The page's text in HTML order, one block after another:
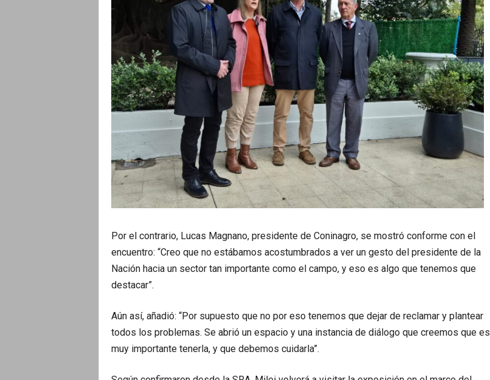
Por el contrario, Lucas Magnano, presidente de Coninagro, se mostró conforme con el
encuentro: “Creo que no estábamos acostumbrados a ver un gesto del presidente de la
Nación hacia un sector tan importante como el campo, y eso es algo que tenemos que
destacar”.
Aún así, añadió: “Por supuesto que no por eso tenemos que dejar de reclamar y plantear
todos los problemas. Se abrió un espacio y una instancia de diálogo que creemos que es
muy importante tenerla, y que debemos cuidarla”.